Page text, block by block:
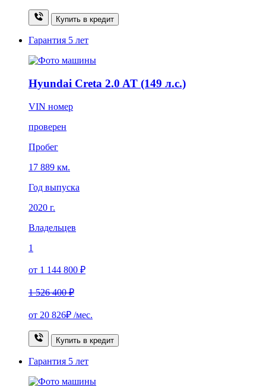
Купить в кредит
Гарантия 5 лет
Hyundai Creta 2.0 AT (149 л.с.)
VIN номер
проверен
Пробег
17 889 км.
Год выпуска
2020 г.
Владельцев
1
от 1 144 800 ₽
1 526 400 ₽
от 20 826₽ /мес.
Купить в кредит
Гарантия 5 лет